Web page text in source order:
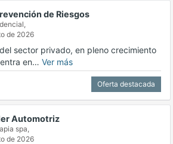
de Riesgos
de 2026
sector privado, en pleno crecimiento
en… Ver más
Oferta destacada
Automotriz
spa,
de 2026